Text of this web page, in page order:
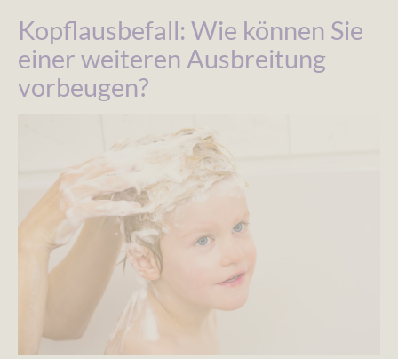
Kopflausbefall: Wie können Sie
einer weiteren Ausbreitung
vorbeugen?